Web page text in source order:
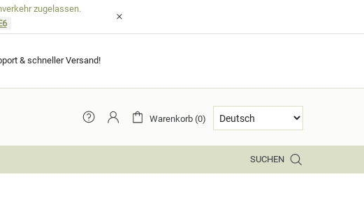
zugelassen.
& schneller Versand!
Warenkorb (0)
SUCHEN